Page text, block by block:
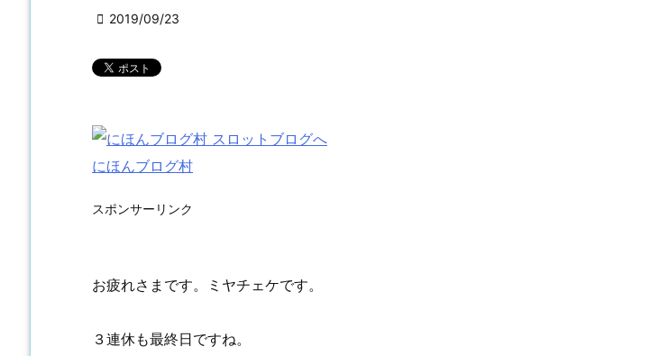
 2019/09/23
にほんブログ村
スポンサーリンク
お疲れさまです。ミヤチェケです。
３連休も最終日ですね。